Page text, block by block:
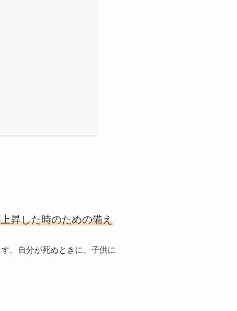
昇した時のための備え
。自分が死ぬときに、子供に